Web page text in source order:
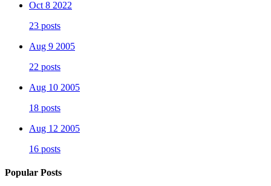
Oct 8 2022
23 posts
Aug 9 2005
22 posts
Aug 10 2005
18 posts
Aug 12 2005
16 posts
Popular Posts